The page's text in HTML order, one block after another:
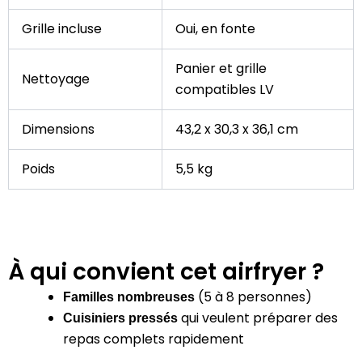
Grille incluse Oui, en fonte
Nettoyage
Panier et grille
compatibles LV
Dimensions 43,2 x 30,3 x 36,1 cm
Poids 5,5 kg
À qui convient cet airfryer ?
Familles nombreuses (5 à 8 personnes)
Cuisiniers pressés qui veulent préparer des
repas complets rapidement